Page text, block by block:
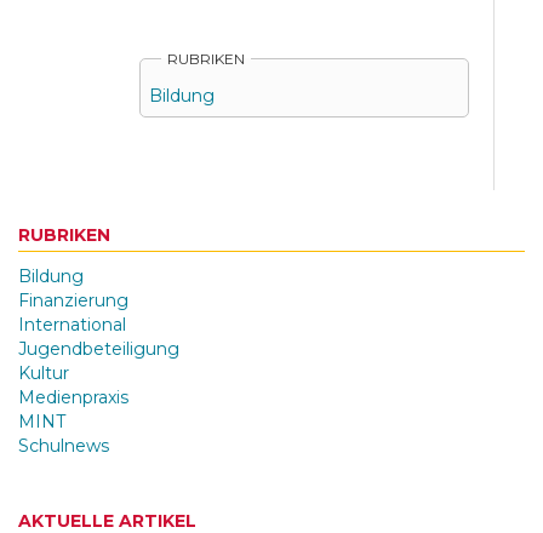
RUBRIKEN
Bildung
RUBRIKEN
Bildung
Finanzierung
International
Jugendbeteiligung
Kultur
Medienpraxis
MINT
Schulnews
AKTUELLE ARTIKEL